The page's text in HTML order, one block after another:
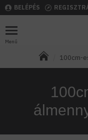
BELÉPÉS
100cm-